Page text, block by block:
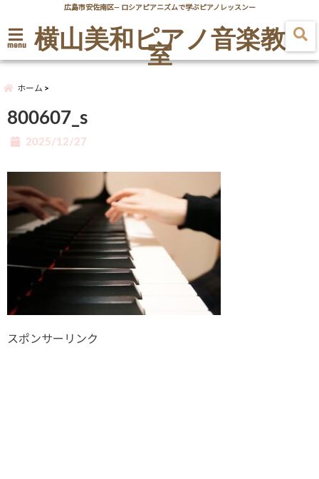
広島市安佐南区― ロシアピアニズムで学ぶピアノレッスンー
menu 横山美和ピアノ音楽教
室
ホーム
800607_s
2025/12/27
スポンサーリンク